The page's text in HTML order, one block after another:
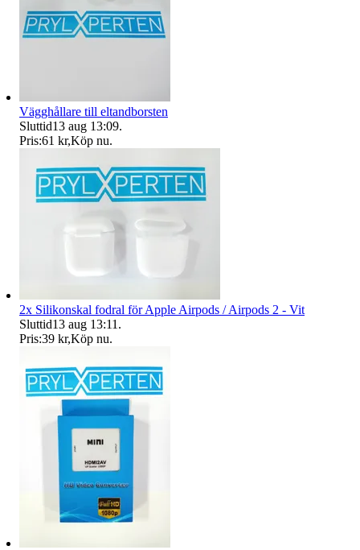
Vägghållare till eltandborsten
Sluttid13 aug 13:09.
Pris:61 kr,Köp nu.
2x Silikonskal fodral för Apple Airpods / Airpods 2 - Vit
Sluttid13 aug 13:11 .
Pris:39 kr,Köp nu.